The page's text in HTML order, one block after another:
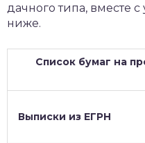
дачного типа, вместе
ниже.
Список бумаг на
Выписки из ЕГРН